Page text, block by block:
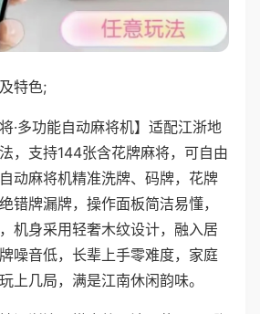
特色;
·多功能自动麻将机】适配江浙地
，支持144张含花牌麻将，可自由
动麻将机精准洗牌、码牌，花牌
错牌漏牌，操作面板简洁易懂，
机身采用轻奢木纹设计，融入居
噪音低，长辈上手零难度，家庭
上几局，满是江南休闲韵味。